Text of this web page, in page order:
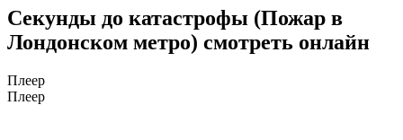
Секунды до катастрофы (Пожар в
Лондонском метро) смотреть онлайн
Плеер
Плеер